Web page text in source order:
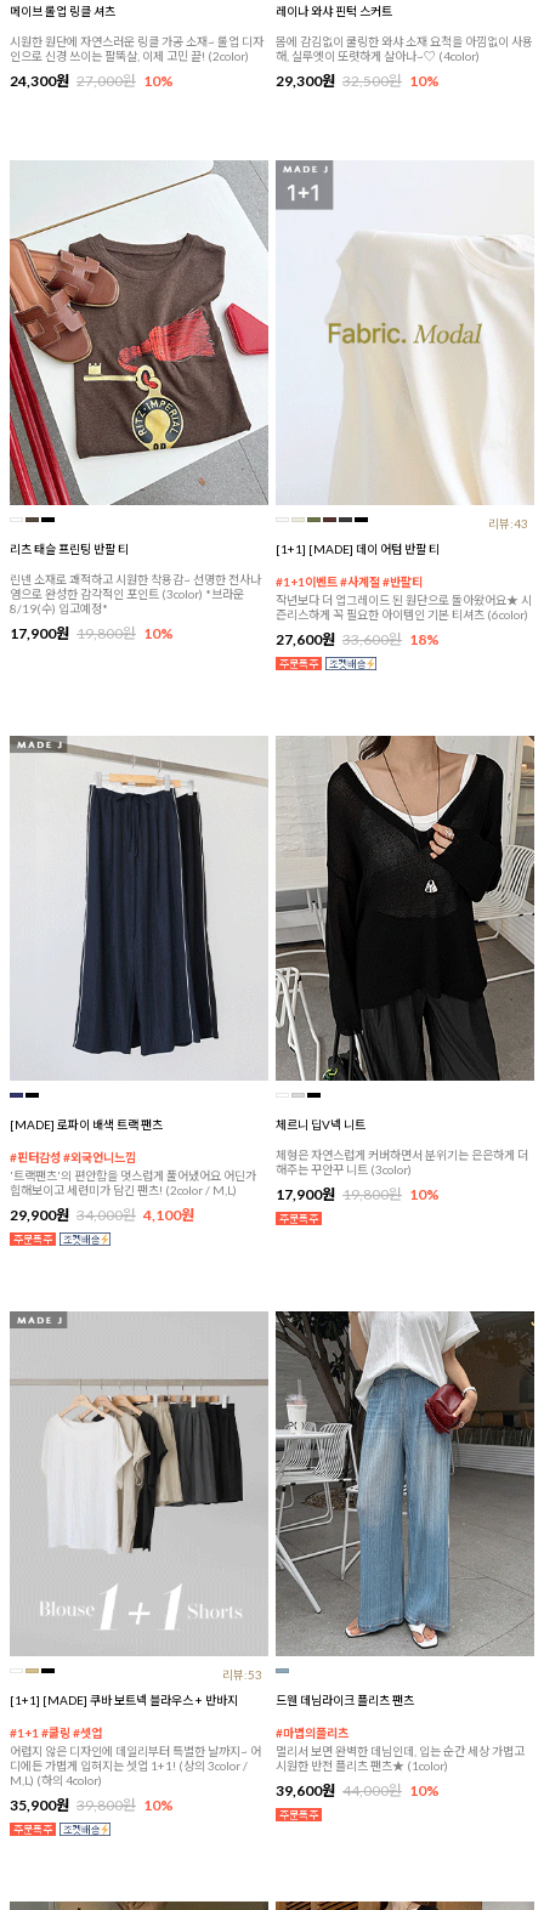
메이브 롤업 링클 셔츠
시원한 원단에 자연스러운 링클 가공 소재~ 롤업 디자
인으로 신경 쓰이는 팔뚝살, 이제 고민 끝! (2color)
24,300원 27,000원 10%
레이나 와샤 핀턱 스커트
몸에 감김없이 쿨링한 와샤 소재 요척을 아낌없이 사용
해, 실루엣이 또렷하게 살아나~♡ (4color)
29,300원 32,500원 10%
리츠 태슬 프린팅 반팔 티
린넨 소재로 쾌적하고 시원한 착용감~ 선명한 전사나
염으로 완성한 감각적인 포인트 (3color) *브라운
8/19(수) 입고예정*
17,900원 19,800원 10%
리뷰:43
[1+1] [MADE] 데이 어텀 반팔 티
#1+1이벤트 #사계절 #반팔티
작년보다 더 업그레이드 된 원단으로 돌아왔어요★ 시
즌리스하게 꼭 필요한 아이템인 기본 티셔츠 (6color)
27,600원 33,600원 18%
[MADE] 로파이 배색 트랙 팬츠
#핀터감성 #외국언니느낌
'트랙팬츠'의 편안함을 멋스럽게 풀어냈어요 어딘가
힙해보이고 세련미가 담긴 팬츠! (2color / M,L)
29,900원 34,000원 4,100원
체르니 딥V넥 니트
체형은 자연스럽게 커버하면서 분위기는 은은하게 더
해주는 꾸안꾸 니트 (3color)
17,900원 19,800원 10%
리뷰:53
[1+1] [MADE] 쿠바 보트넥 블라우스 + 반바지
#1+1 #쿨링 #셋업
어렵지 않은 디자인에 데일리부터 특별한 날까지~ 어
디에든 가볍게 입혀지는 셋업 1+1! (상의 3color /
M,L) (하의 4color)
35,900원 39,800원 10%
드웬 데님라이크 플리츠 팬츠
#마법의플리츠
멀리서 보면 완벽한 데님인데, 입는 순간 세상 가볍고
시원한 반전 플리츠 팬츠★ (1color)
39,600원 44,000원 10%